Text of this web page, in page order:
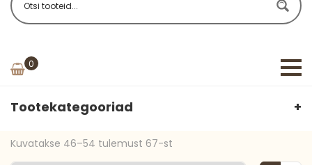
0
Tootekategooriad
Kuvatakse 46–54 tulemust 67-st